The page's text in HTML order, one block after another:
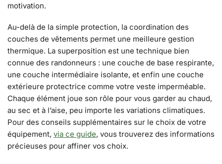
motivation.
Au-delà de la simple protection, la coordination des
couches de vêtements permet une meilleure gestion
thermique. La superposition est une technique bien
connue des randonneurs : une couche de base respirante,
une couche intermédiaire isolante, et enfin une couche
extérieure protectrice comme votre veste imperméable.
Chaque élément joue son rôle pour vous garder au chaud,
au sec et à l’aise, peu importe les variations climatiques.
Pour des conseils supplémentaires sur le choix de votre
équipement, via ce guide, vous trouverez des informations
précieuses pour affiner vos choix.